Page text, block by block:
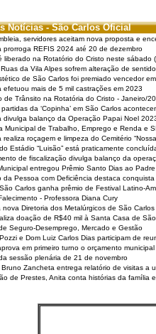
Notícias - São Carlos Oficial
servidores aceitam nova proposta e
prorroga REFIS 2024 até 20 de dezembro
liberado na Rotatório do Cristo neste sábado
da Vila Alpes sofrem alteração de
de São Carlos foi premiado vencedor
efetuou mais de 5 mil castrações em 2023
de Trânsito na Rotatória do Cristo - Janeiro/
partidas da ‘Copinha’ em São Carlos
divulga balanço da Operação Papai Noel
Municipal de Trabalho, Emprego e Renda e
realiza roçagem e limpeza do Cemitério
Estádio “Luisão” está praticamente
de fiscalização divulga balanço da
entregou Prêmio Santo Dias ao
da Pessoa com Deficiência destaca
Carlos ganha prêmio de Festival Latino-
- Professora Diana Cury
nova Diretoria dos Metalúrgicos de São
doação de R$40 mil à Santa Casa de
Seguro-Desemprego, Mercado e Gestão
e Dom Luiz Carlos Dias participam de
em primeiro turno o orçamento
sessão plenária de 21 de novembro
Bruno Zancheta entrega relatório de visitas a
de Prestes, Anita conta histórias da família